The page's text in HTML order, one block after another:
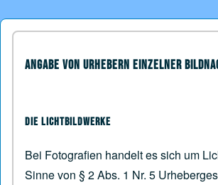
Angabe von Urhebern einzelner
Die Lichtbildwerke
Bei Fotografien handelt es sich um
Sinne von § 2 Abs. 1 Nr. 5